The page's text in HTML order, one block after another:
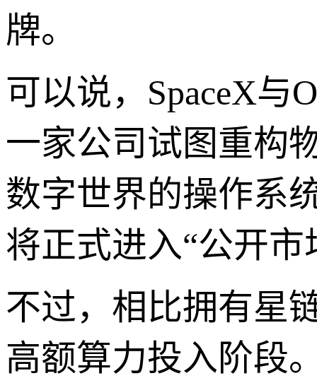
牌。
可以说，SpaceX
一家公司试图重构
数字世界的操作系
将正式进入“公开
不过，相比拥有星
高额算力投入阶段